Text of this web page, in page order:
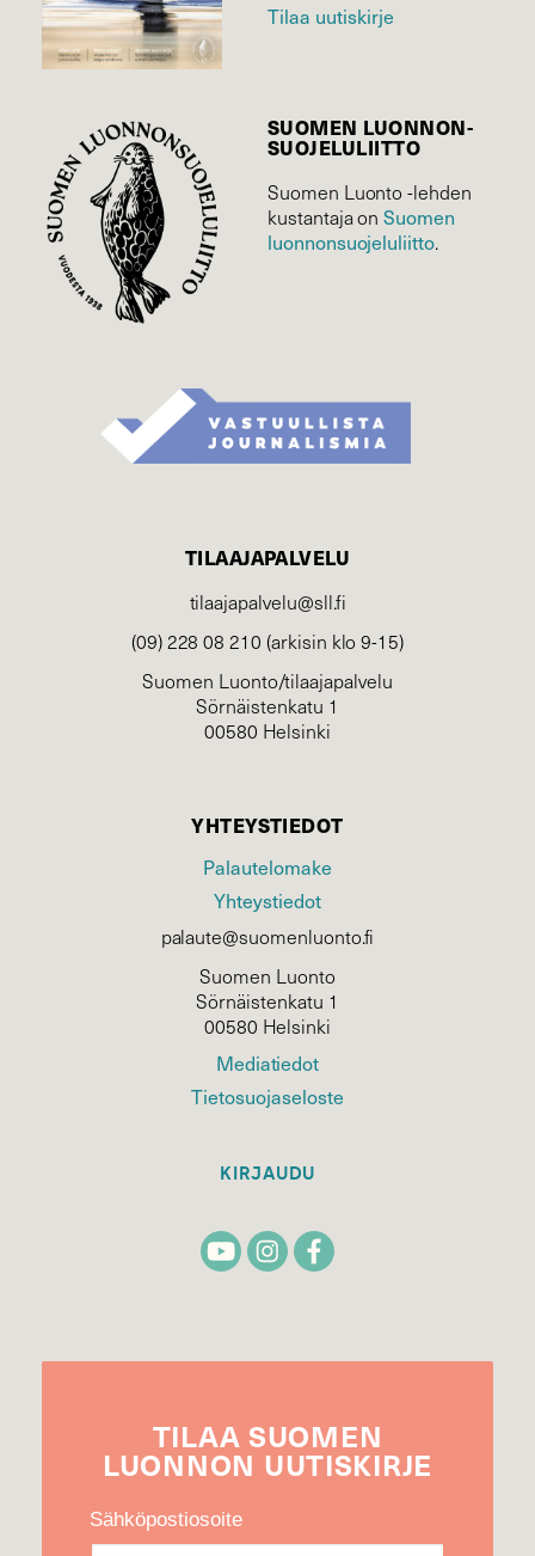
Tilaa uutiskirje
SUOMEN LUONNON­
SUOJELU­LIITTO
Suomen Luonto -lehden
kustantaja onSuomen
luonnonsuojelu­liitto.
TILAAJAPALVELU
tilaajapalvelu@sll.fi
(09) 228 08 210 (arkisin klo 9-15)
Suomen Luonto/tilaajapalvelu
Sörnäistenkatu 1
00580 Helsinki
YHTEYSTIEDOT
Palautelomake
Yhteystiedot
palaute@suomenluonto.fi
Suomen Luonto
Sörnäistenkatu 1
00580 Helsinki
Mediatiedot
Tietosuojaseloste
KIRJAUDU
TILAA SUOMEN
LUONNON UUTIS­KIRJE
Sähköpostiosoite